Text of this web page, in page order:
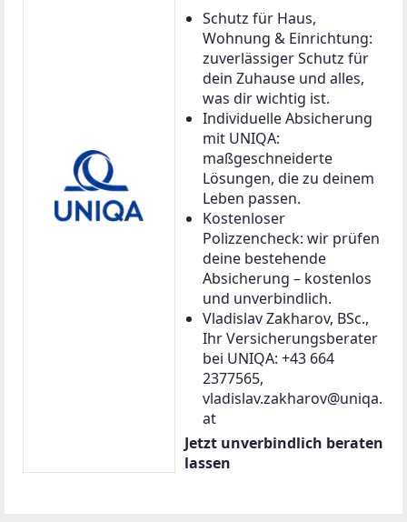
Schutz für Haus,
Wohnung & Einrichtung:
zuverlässiger Schutz für
dein Zuhause und alles,
was dir wichtig ist.
Individuelle Absicherung
mit UNIQA:
maßgeschneiderte
Lösungen, die zu deinem
Leben passen.
Kostenloser
Polizzencheck: wir prüfen
deine bestehende
Absicherung – kostenlos
und unverbindlich.
Vladislav Zakharov, BSc.,
Ihr Versicherungsberater
bei UNIQA: +43 664
2377565,
vladislav.zakharov@uniqa.
at
Jetzt unverbindlich beraten
lassen